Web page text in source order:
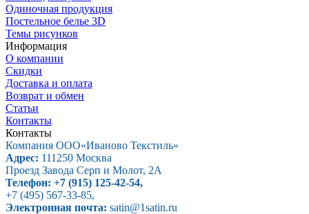
Одиночная продукция
Постельное белье 3D
Темы рисунков
Информация
О компании
Скидки
Доставка и оплата
Возврат и обмен
Статьи
Контакты
Контакты
Компания ООО«Иваново Текстиль»
Адрес: 111250 Москва
Проезд Завода Серп и Молот, 2А
Телефон: +7 (915) 125-42-54,
+7 (495) 567-33-85,
Электронная почта: satin@1satin.ru